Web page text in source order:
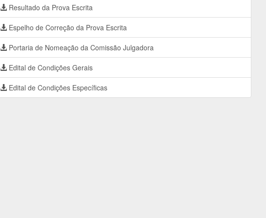
Resultado da Prova Escrita
Espelho de Correção da Prova Escrita
Portaria de Nomeação da Comissão Julgadora
Edital de Condições Gerais
Edital de Condições Específicas